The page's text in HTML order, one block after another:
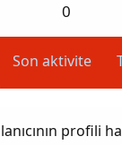
0
Son aktivite
profili